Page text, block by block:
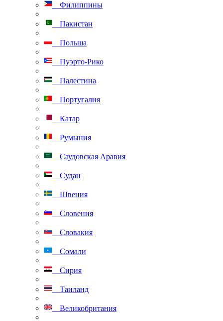
Филиппины
Пакистан
Польша
Пуэрто-Рико
Палестина
Португалия
Катар
Румыния
Саудовская Аравия
Судан
Швеция
Словения
Словакия
Сомали
Сирия
Таиланд
Великобритания